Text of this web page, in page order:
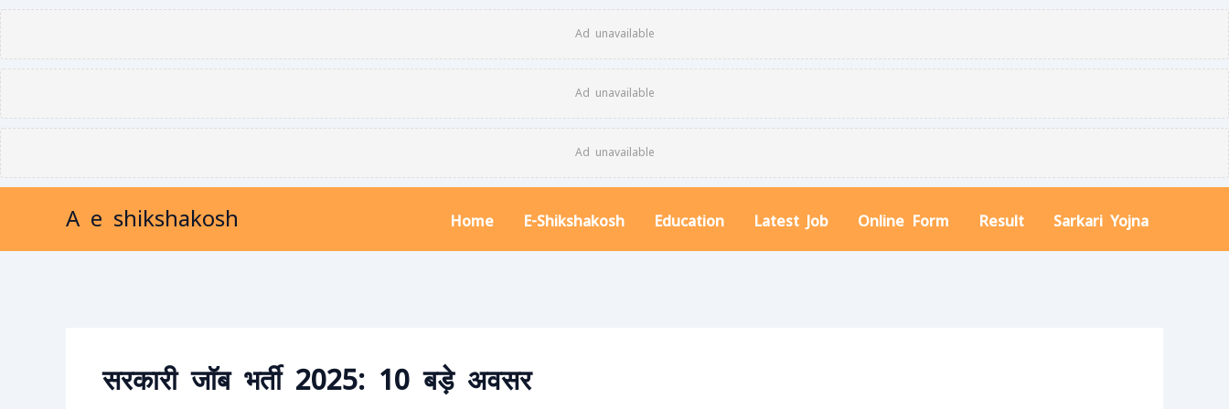
Ad unavailable
Ad unavailable
Ad unavailable
Skip
to
content
A e shikshakosh Home E-Shikshakosh Education Latest Job Online Form Result Sarkari Yojna
सरकारी जॉब भर्ती 2025: 10 बड़े अवसर